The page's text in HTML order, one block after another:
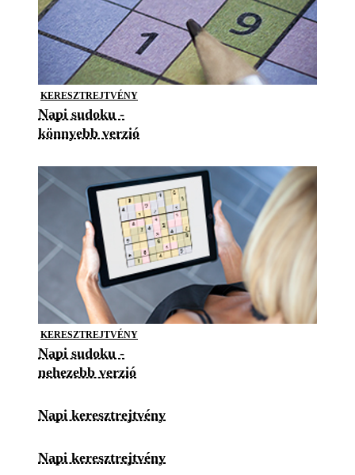
KERESZTREJTVÉNY
Napi sudoku -
könnyebb verzió
KERESZTREJTVÉNY
Napi sudoku -
nehezebb verzió
Napi keresztrejtvény
Napi keresztrejtvény